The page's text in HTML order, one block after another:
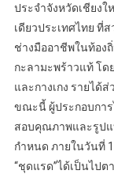
ประจำจังหวัดเชียง
เดียวประเทศไทย ที่
ช่างมืออาชีพในท้อง
กะลามะพร้าวแท้ โด
และกางเกง รายได้
ขณะนี้ ผู้ประกอบกา
สอบคุณภาพและรูปแ
กำหนด ภายในวันที่
“ชุดแรด”ได้เป็นไป